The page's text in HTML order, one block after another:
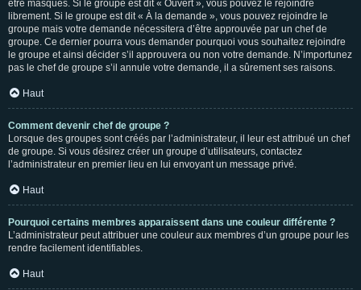
être masqués. Si le groupe est dit « Ouvert », vous pouvez le rejoindre
librement. Si le groupe est dit « À la demande », vous pouvez rejoindre le
groupe mais votre demande nécessitera d’être approuvée par un chef de
groupe. Ce dernier pourra vous demander pourquoi vous souhaitez rejoindre
le groupe et ainsi décider s’il approuvera ou non votre demande. N’importunez
pas le chef de groupe s’il annule votre demande, il a sûrement ses raisons.
Haut
Comment devenir chef de groupe ?
Lorsque des groupes sont créés par l’administrateur, il leur est attribué un chef
de groupe. Si vous désirez créer un groupe d’utilisateurs, contactez
l’administrateur en premier lieu en lui envoyant un message privé.
Haut
Pourquoi certains membres apparaissent dans une couleur différente ?
L’administrateur peut attribuer une couleur aux membres d’un groupe pour les
rendre facilement identifiables.
Haut